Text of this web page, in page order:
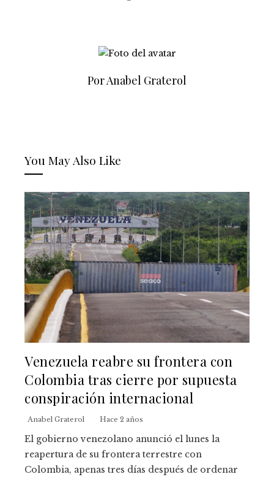
Por Anabel Graterol
You May Also Like
Venezuela reabre su frontera con
Colombia tras cierre por supuesta
conspiración internacional
Anabel Graterol Hace 2 años
El gobierno venezolano anunció el lunes la
reapertura de su frontera terrestre con
Colombia, apenas tres días después de ordenar